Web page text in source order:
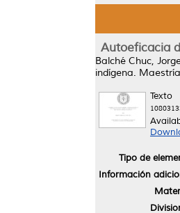
Autoeficacia
Balché Chuc,
indígena.
Texto
Tipo de
Información